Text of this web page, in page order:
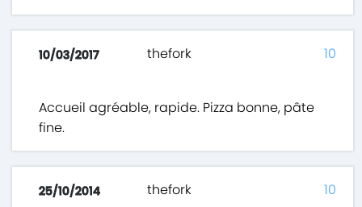
10/03/2017 thefork
Accueil agréable, rapide. Pizza bonne, pâte
fine.
10
25/10/2014 thefork 10